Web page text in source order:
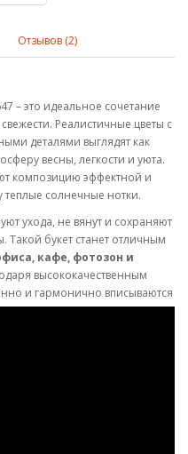
Отзывов (2)
– это идеальное сочетание
Реалистичные цветы с
деталями выглядят как
весны, легкости и уюта.
композицию эффектной и
солнечные нотки.
ухода, не вянут и сохраняют
Такой букет станет отличным
кафе, фотозон и
высококачественным
и гармонично вписываются
современного.